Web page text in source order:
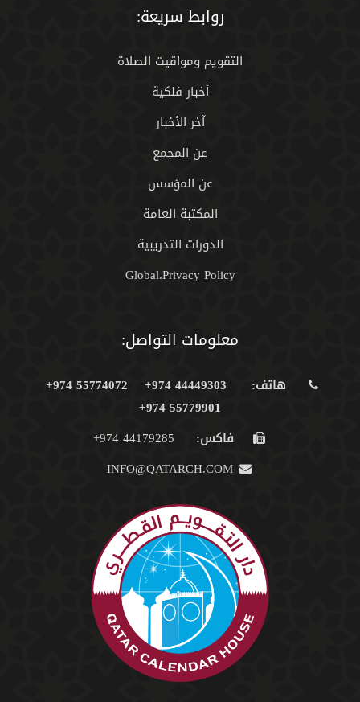
روابط سريعة:
التقويم ومواقيت الصلاة
أخبار فلكية
آخر الأخبار
عن المجمع
عن المؤسس
المكتبة العامة
الدورات التدريبية
Global.Privacy Policy
معلومات التواصل:
هاتف: 44449303 974+
55774072 974+
55779901 974+
فاكس: